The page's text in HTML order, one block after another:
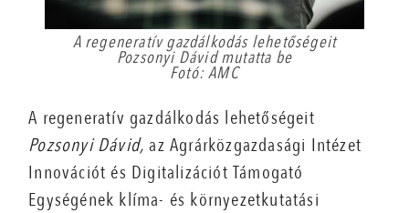
A regeneratív gazdálkodás lehetőségeit
Pozsonyi Dávid mutatta be
Fotó: AMC
A regeneratív gazdálkodás lehetőségeit
Pozsonyi Dávid, az Agrárközgazdasági Intézet
Innovációt és Digitalizációt Támogató
Egységének klíma- és környezetkutatási